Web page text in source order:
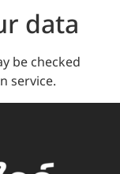
data
be checked
service.